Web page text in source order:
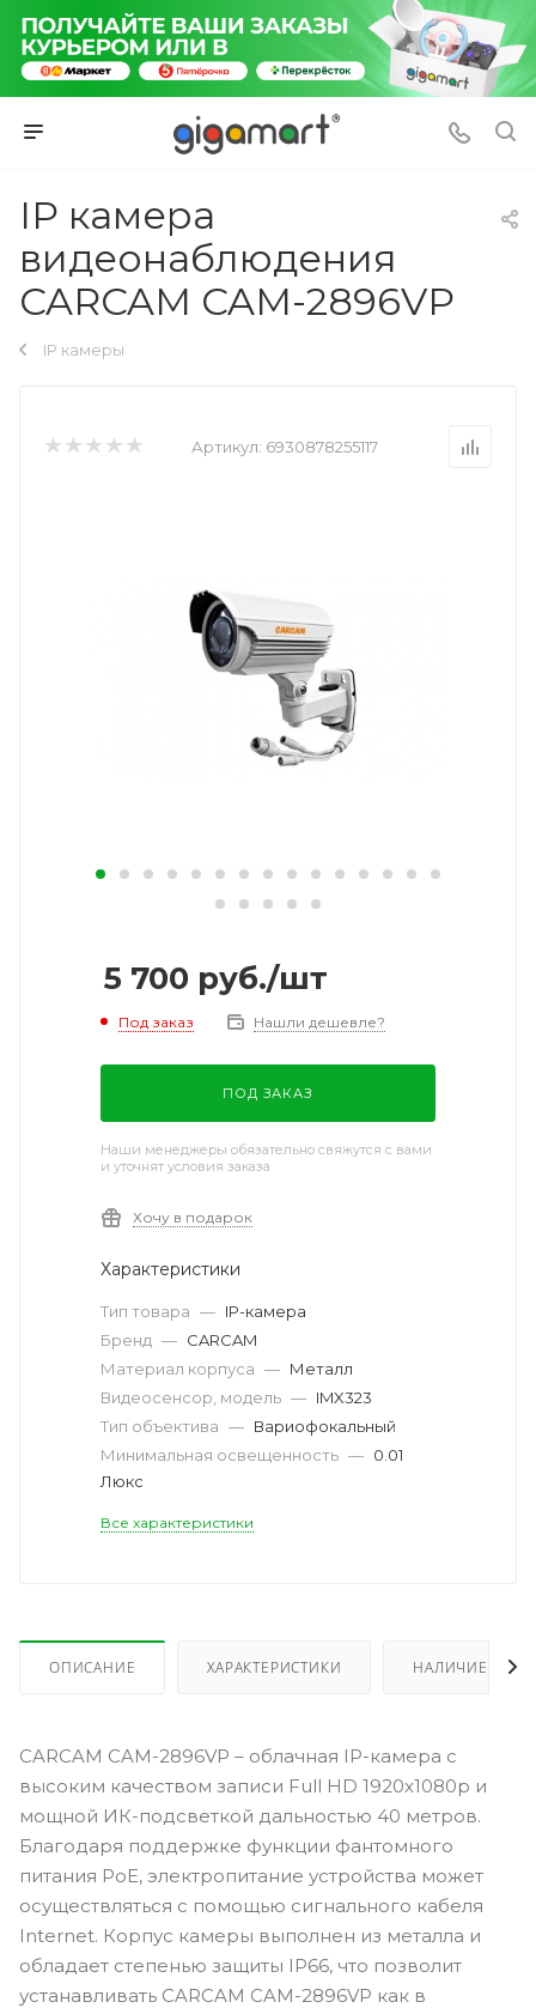
IP камера
видеонаблюдения
CARCAM CAM-2896VP
IP камеры
Артикул: 6930878255117
5 700 руб./шт
Под заказ Нашли дешевле?
ПОД ЗАКАЗ
Наши менеджеры обязательно свяжутся с вами
и уточнят условия заказа
Хочу в подарок
Характеристики
Тип товара — IP-камера
Бренд — CARCAM
Материал корпуса — Металл
Видеосенсор, модель — IMX323
Тип объектива — Вариофокальный
Минимальная освещенность — 0.01
Люкс
Все характеристики
ОПИСАНИЕ ХАРАКТЕРИСТИКИ НАЛИЧИЕ
CARCAM CAM-2896VP – облачная IP-камера с
высоким качеством записи Full HD 1920x1080p и
мощной ИК-подсветкой дальностью 40 метров.
Благодаря поддержке функции фантомного
питания PoE, электропитание устройства может
осуществляться с помощью сигнального кабеля
Internet. Корпус камеры выполнен из металла и
обладает степенью защиты IP66, что позволит
устанавливать CARCAM CAM-2896VP как в